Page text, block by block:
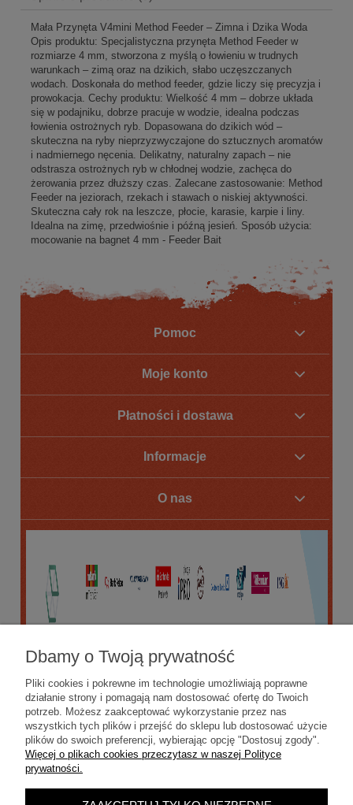
Mała Przynęta V4mini Method Feeder – Zimna i Dzika Woda
Opis produktu: Specjalistyczna przynęta Method Feeder w
rozmiarze 4 mm, stworzona z myślą o łowieniu w trudnych
warunkach – zimą oraz na dzikich, słabo uczęszczanych
wodach. Doskonała do method feeder, gdzie liczy się precyzja i
prowokacja. Cechy produktu: Wielkość 4 mm – dobrze układa
się w podajniku, dobrze pracuje w wodzie, idealna podczas
łowienia ostrożnych ryb. Dopasowana do dzikich wód –
skuteczna na ryby nieprzyzwyczajone do sztucznych aromatów
i nadmiernego nęcenia. Delikatny, naturalny zapach – nie
odstrasza ostrożnych ryb w chłodnej wodzie, zachęca do
żerowania przez dłuższy czas. Zalecane zastosowanie: Method
Feeder na jeziorach, rzekach i stawach o niskiej aktywności.
Skuteczna cały rok na leszcze, płocie, karasie, karpie i liny.
Idealna na zimę, przedwiośnie i późną jesień. Sposób użycia:
mocowanie na bagnet 4 mm - Feeder Bait
Pomoc
Moje konto
Płatności i dostawa
Informacje
O nas
Dbamy o Twoją prywatność
Pliki cookies i pokrewne im technologie umożliwiają poprawne
działanie strony i pomagają nam dostosować ofertę do Twoich
potrzeb. Możesz zaakceptować wykorzystanie przez nas
wszystkich tych plików i przejść do sklepu lub dostosować użycie
plików do swoich preferencji, wybierając opcję "Dostosuj zgody".
Więcej o plikach cookies przeczytasz w naszej Polityce
prywatności.